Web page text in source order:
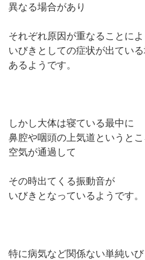
異なる場合があり
それぞれ原因が重なることによ
いびきとしての症状が出てい
あるようです。
しかし大体は寝ている最中に
鼻腔や咽頭の上気道というと
空気が通過して
その時出てくる振動音が
いびきとなっているようです。
特に病気など関係ない単純い